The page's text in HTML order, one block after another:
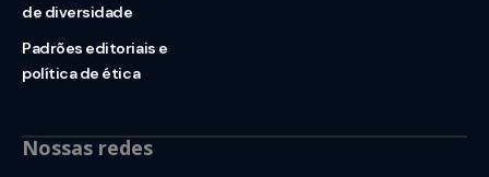
de diversidade
Padrões editoriais e
política de ética
Nossas redes